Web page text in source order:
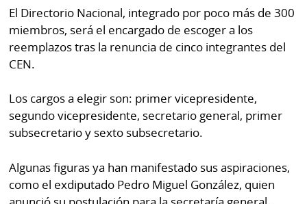
Tiquetes
Cero
KM
Busca
Fácil
Hoy
Hoy
⌾
Picante
⌾
⌾
Cual
⌾
Sin
Censura
El Directorio Nacional, integrado por poco más de 300
miembros, será el encargado de escoger a los
reemplazos tras la renuncia de cinco integrantes del
CEN.
Los cargos a elegir son: primer vicepresidente,
segundo vicepresidente, secretario general, primer
subsecretario y sexto subsecretario.
Algunas figuras ya han manifestado sus aspiraciones,
como el exdiputado Pedro Miguel González, quien